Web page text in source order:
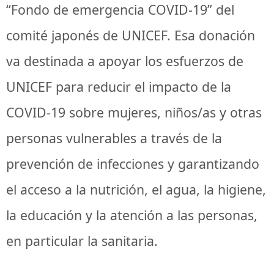
“Fondo de emergencia COVID-19” del
comité japonés de UNICEF. Esa donación
va destinada a apoyar los esfuerzos de
UNICEF para reducir el impacto de la
COVID-19 sobre mujeres, niños/as y otras
personas vulnerables a través de la
prevención de infecciones y garantizando
el acceso a la nutrición, el agua, la higiene,
la educación y la atención a las personas,
en particular la sanitaria.